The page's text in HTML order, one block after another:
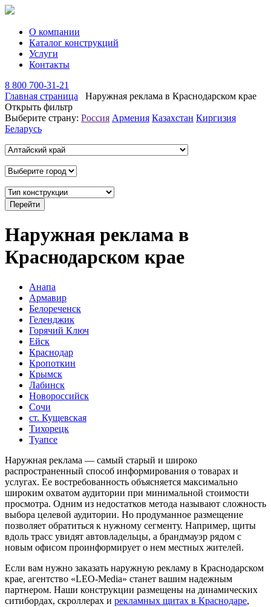
О компании
Каталог конструкций
Услуги
Контакты
8 800 700-31-21
Главная страница
Наружная реклама в Краснодарском крае
Открыть фильтр
Выберите страну: Россия Армения Казахстан Киргизия
Беларусь
Наружная реклама в
Краснодарском крае
Анапа
Армавир
Белореченск
Геленджик
Горячий Ключ
Ейск
Краснодар
Кропоткин
Крымск
Лабинск
Новороссийск
Сочи
ст. Кущевская
Тихорецк
Туапсе
Наружная реклама — самый старый и широко
распространенный способ информирования о товарах и
услугах. Ее востребованность объясняется максимально
широким охватом аудитории при минимальной стоимости
просмотра. Одним из недостатков метода называют сложность
выбора целевой аудитории. Но продуманное размещение
позволяет обратиться к нужному сегменту. Например, щиты
вдоль трасс увидят автовладельцы, а брандмауэр рядом с
новым офисом проинформирует о нем местных жителей.
Если вам нужно заказать наружную рекламу в Краснодарском
крае, агентство «LEO-Media» станет вашим надежным
партнером. Наши конструкции размещены на динамических
ситибордах, скроллерах и рекламных щитах в Краснодаре,